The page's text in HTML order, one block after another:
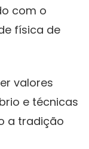
com o
física de
valores
e técnicas
a tradição